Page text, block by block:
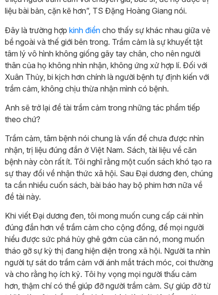
liệu bài bản, cặn kẽ hơn”, TS Đặng Hoàng Giang nói.
Đây là trường hợp kinh điển cho thấy sự khác nhau giữa vẻ
bề ngoài và thế giới bên trong. Trầm cảm là sự khuyết tật
tâm lý vô hình không giống gãy tay chân, cho nên người
thân của họ không nhìn nhận, không ứng xử hợp lí. Đối với
Xuân Thủy, bi kịch hơn chính là người bệnh tự định kiến với
trầm cảm, không chịu thừa nhận mình có bệnh.
Anh sẽ trở lại đề tài trầm cảm trong những tác phẩm tiếp
theo chứ?
Trầm cảm, tâm bệnh nói chung là vấn đề chưa được nhìn
nhận, trị liệu đúng đắn ở Việt Nam. Sách, tài liệu về căn
bệnh này còn rất ít. Tôi nghĩ rằng một cuốn sách khó tạo ra
sự thay đổi về nhận thức xã hội. Sau Đại dương đen, chúng
ta cần nhiều cuốn sách, bài báo hay bộ phim hơn nữa về
đề tài này.
Khi viết Đại dương đen, tôi mong muốn cung cấp cái nhìn
đúng đắn hơn về trầm cảm cho cộng đồng, để mọi người
hiểu được sức phá hủy ghê gớm của căn nó, mong muốn
tháo gỡ sự kỳ thị đang hiện diện trong xã hội. Người ta nhìn
người tự sát do trầm cảm với ánh mắt trách móc, coi thường
và cho rằng họ ích kỷ. Tôi hy vọng mọi người thấu cảm
hơn, thậm chí có thể giúp đỡ người trầm cảm. Sự giúp đỡ từ